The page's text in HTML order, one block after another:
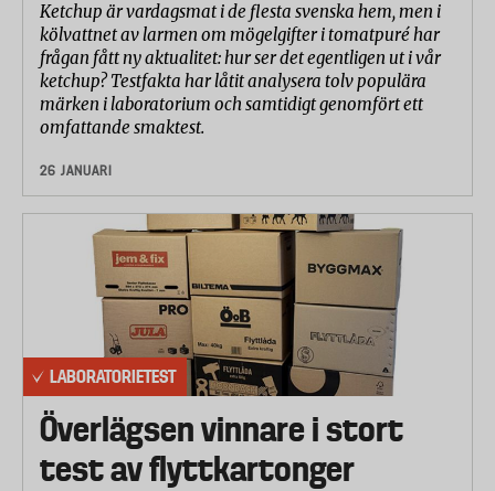
Ketchup är vardagsmat i de flesta svenska hem, men i
kölvattnet av larmen om mögelgifter i tomatpuré har
frågan fått ny aktualitet: hur ser det egentligen ut i vår
ketchup? Testfakta har låtit analysera tolv populära
märken i laboratorium och samtidigt genomfört ett
omfattande smaktest.
26 JANUARI
LABORATORIETEST
Överlägsen vinnare i stort
test av flyttkartonger